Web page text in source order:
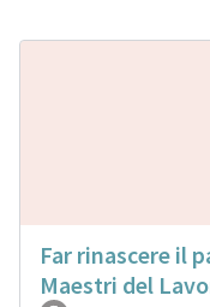
Far rinascere il
Maestri del